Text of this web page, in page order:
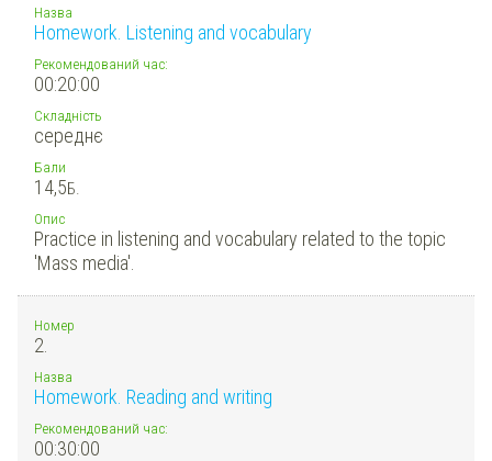
Назва
Homework. Listening and vocabulary
Рекомендований час:
00:20:00
Складність
середнє
Бали
14,5Б.
Опис
Practice in listening and vocabulary related to the topic
'Mass media'.
Номер
2.
Назва
Homework. Reading and writing
Рекомендований час:
00:30:00